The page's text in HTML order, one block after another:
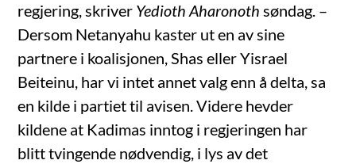
regjering, skriver Yedioth Aharonoth søndag. –
Dersom Netanyahu kaster ut en av sine
partnere i koalisjonen, Shas eller Yisrael
Beiteinu, har vi intet annet valg enn å delta, sa
en kilde i partiet til avisen. Videre hevder
kildene at Kadimas inntog i regjeringen har
blitt tvingende nødvendig, i lys av det